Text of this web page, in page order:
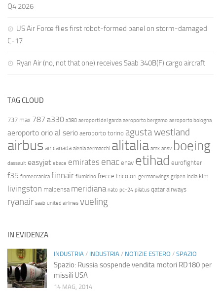
Q4 2026
US Air Force flies first robot-formed panel on storm-damaged
C-17
Ryan Air (no, not that one) receives Saab 340B(F) cargo aircraft
TAG CLOUD
737 max 787 a330 a380 aeroporti del garda aeroporto bergamo aeroporto bologna
aeroporto orio al serio aeroporto torino agusta westland
airbus air canada alenia aermacchi alitalia amx ansv boeing
dassault easyjet ebace emirates enac enav etihad eurofighter
f35 finmeccanica finnair fiumicino frecce tricolori germanwings gripen india klm
livingston malpensa meridiana nato pc-24 pilatus qatar airways
ryanair saab united airlines vueling
IN EVIDENZA
INDUSTRIA / INDUSTRIA / NOTIZIE ESTERO / SPAZIO
Spazio: Russia sospende vendita motori RD180 per
missili USA
14 MAG, 2014